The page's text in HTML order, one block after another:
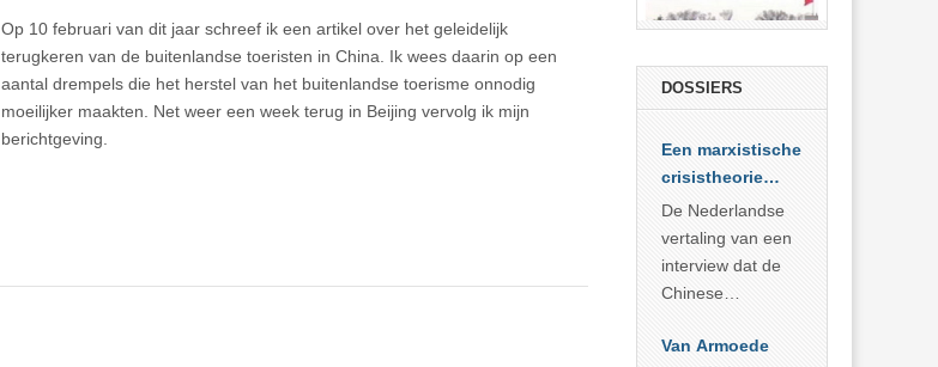
Op 10 februari van dit jaar schreef ik een artikel over het geleidelijk
terugkeren van de buitenlandse toeristen in China. Ik wees daarin op een
aantal drempels die het herstel van het buitenlandse toerisme onnodig
moeilijker maakten. Net weer een week terug in Beijing vervolg ik mijn
berichtgeving.
DOSSIERS
Een marxistische
crisistheorie
voor vandaag
De Nederlandse
vertaling van een
interview dat de
Chinese
Sociale
Van Armoede